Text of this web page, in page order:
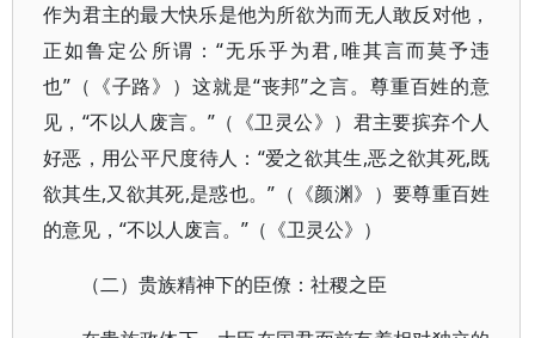
作为君主的最大快乐是他为所欲为而无人敢反对他，
正如鲁定公所谓：“无乐乎为君,唯其言而莫予违
也”（《子路》）这就是“丧邦”之言。尊重百姓的意
见，“不以人废言。”（《卫灵公》）君主要摈弃个人
好恶，用公平尺度待人：“爱之欲其生,恶之欲其死,既
欲其生,又欲其死,是惑也。”（《颜渊》）要尊重百姓
的意见，“不以人废言。”（《卫灵公》）
（二）贵族精神下的臣僚：社稷之臣